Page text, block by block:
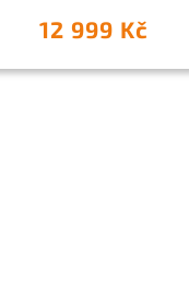
12 999 Kč